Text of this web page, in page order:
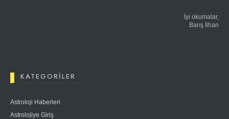
İyi okumalar,
Barış İlhan
KATEGORILER
Astroloji Haberleri
Astrolojiye Giriş